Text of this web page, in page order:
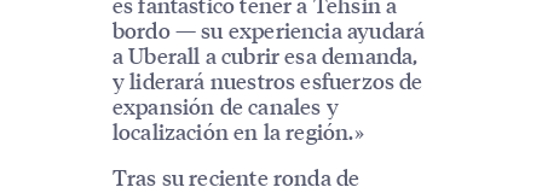
bordo — su experiencia ayudará
a Uberall a cubrir esa demanda,
y liderará nuestros esfuerzos de
expansión de canales y
localización en la región.»
Tras su reciente ronda de